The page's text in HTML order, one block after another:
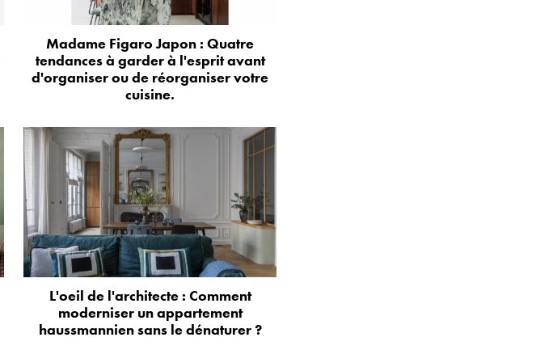
Madame Figaro Japon : Quatre
tendances à garder à l'esprit avant
d'organiser ou de réorganiser votre
cuisine.
L'oeil de l'architecte : Comment
moderniser un appartement
haussmannien sans le dénaturer ?